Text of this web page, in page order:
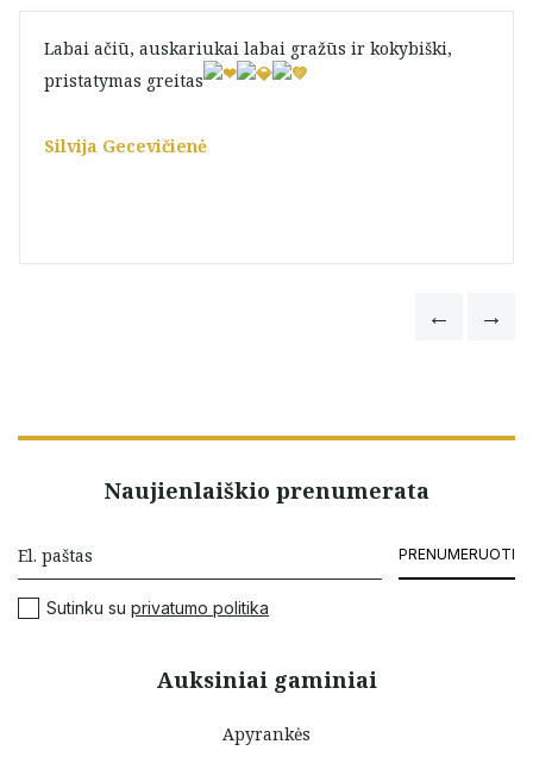
Labai ačiū, auskariukai labai gražūs ir kokybiški,
pristatymas greitas
Silvija Gecevičienė
Auksiniai gaminiai
Apyrankės
Naujienlaiškio prenumerata
PRENUMERUOTI
Sutinku su privatumo politika